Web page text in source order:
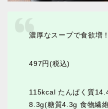
濃厚なスープで食欲増
497円(税込)
115kcal たんぱく質
8.3g(糖質4.3g 食物繊